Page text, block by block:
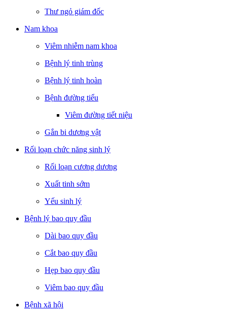
Thư ngỏ giám đốc
Nam khoa
Viêm nhiễm nam khoa
Bệnh lý tinh trùng
Bệnh lý tinh hoàn
Bệnh đường tiểu
Viêm đường tiết niệu
Gắn bi dương vật
Rối loạn chức năng sinh lý
Rối loạn cương dương
Xuất tinh sớm
Yếu sinh lý
Bệnh lý bao quy đầu
Dài bao quy đầu
Cắt bao quy đầu
Hẹp bao quy đầu
Viêm bao quy đầu
Bệnh xã hội